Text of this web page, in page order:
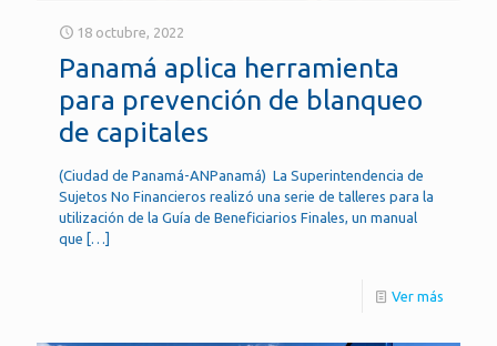
18 octubre, 2022
Panamá aplica herramienta
para prevención de blanqueo
de capitales
(Ciudad de Panamá-ANPanamá) La Superintendencia de
Sujetos No Financieros realizó una serie de talleres para la
utilización de la Guía de Beneficiarios Finales, un manual
que […]
Ver más